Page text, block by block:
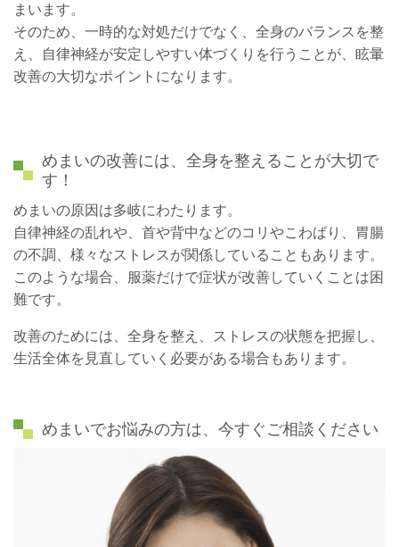
まいます。
そのため、一時的な対処だけでなく、全身のバランスを整
え、自律神経が安定しやすい体づくりを行うことが、眩暈
改善の大切なポイントになります。
めまいの改善には、全身を整えることが大切で
す！
めまいの原因は多岐にわたります。
自律神経の乱れや、首や背中などのコリやこわばり、胃腸
の不調、様々なストレスが関係していることもあります。
このような場合、服薬だけで症状が改善していくことは困
難です。
改善のためには、全身を整え、ストレスの状態を把握し、
生活全体を見直していく必要がある場合もあります。
めまいでお悩みの方は、今すぐご相談ください